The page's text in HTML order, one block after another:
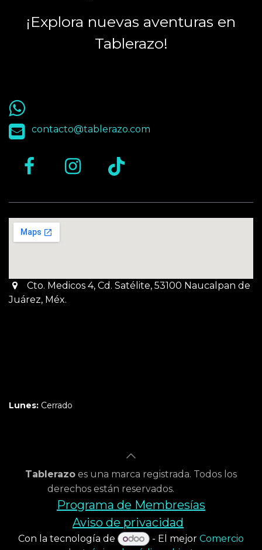
¡Explora nuevas aventuras en
Tablerazo!
55 9563 4848
contacto@tablerazo.com
Cto. Medicos 4, Cd. Satélite, 53100 Naucalpan de
Juárez, Méx.
Lunes: Cerrado
Tablerazo es una marca registrada. Todos los
derechos están reservados.
Programa de Membresías
Aviso de privacidad
Con la tecnología de - El mejor Comercio